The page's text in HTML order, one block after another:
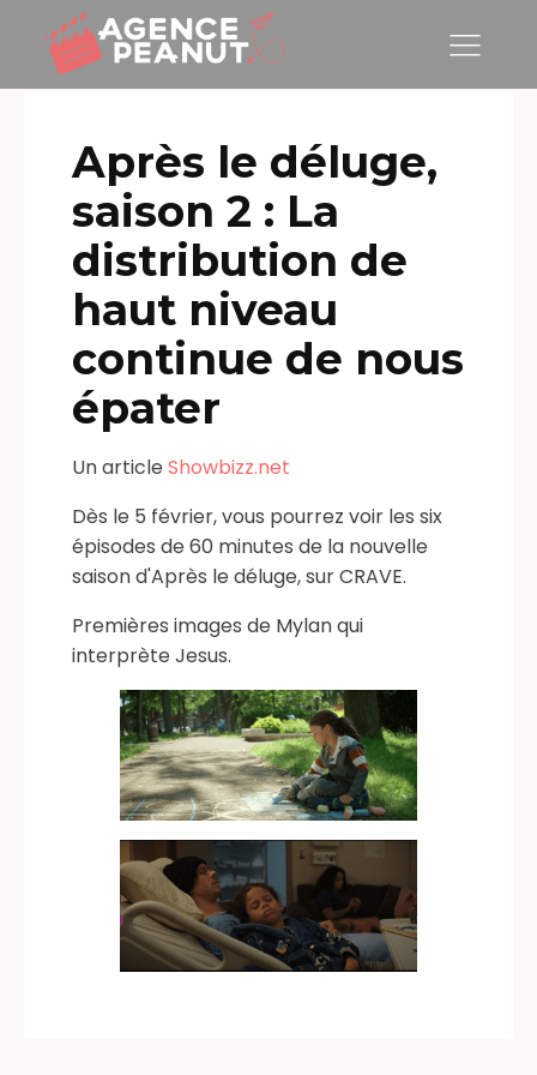
Après le déluge,
saison 2 : La
distribution de
haut niveau
continue de nous
épater
Un article Showbizz.net
Dès le 5 février, vous pourrez voir les six
épisodes de 60 minutes de la nouvelle
saison d'Après le déluge, sur CRAVE.
Premières images de Mylan qui
interprète Jesus.